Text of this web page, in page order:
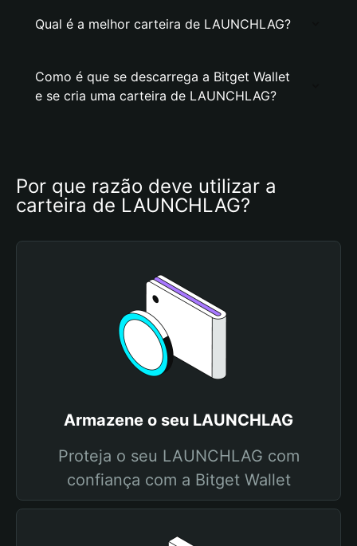
Qual é a melhor carteira de LAUNCHLAG?
Como é que se descarrega a Bitget Wallet
e se cria uma carteira de LAUNCHLAG?
Por que razão deve utilizar a
carteira de LAUNCHLAG?
Armazene o seu LAUNCHLAG
Proteja o seu LAUNCHLAG com
confiança com a Bitget Wallet